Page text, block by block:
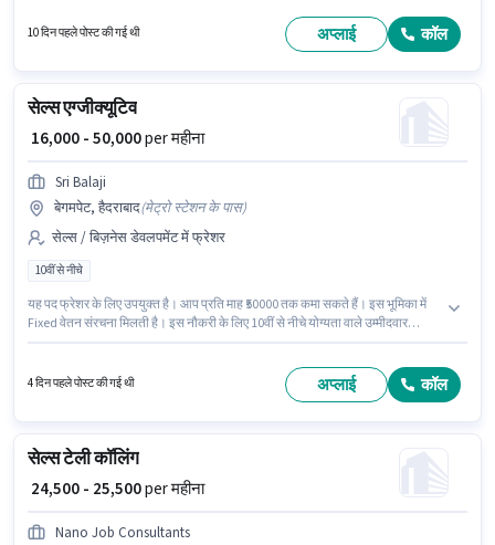
इस भूमिका के लिए आवेदन करने हेतु उम्मीदवार के पास स्मार्टफोन, इंटरनेट कनेक्शन, लैपटॉप/
10 दिन पहले पोस्ट की गई थी अप्लाई कॉल
सेल्स एग्जीक्यूटिव
₹ 16,000 - 50,000per महीना
Sri Balaji
बेगमपेट, हैदराबाद(मेट्रो स्टेशन के पास)
सेल्स / बिज़नेस डेवलपमेंट में फ्रेशर
10वीं से नीचे
यह पद फ्रेशर के लिए उपयुक्त है। आप प्रति माह ₹50000 तक कमा सकते हैं। इस भूमिका में
Fixed वेतन संरचना मिलती है। इस नौकरी के लिए 10वीं से नीचे योग्यता वाले उम्मीदवार
4 दिन पहले पोस्ट की गई थी अप्लाई कॉल
सेल्स टेली कॉलिंग
₹ 24,500 - 25,500per महीना
Nano Job Consultants